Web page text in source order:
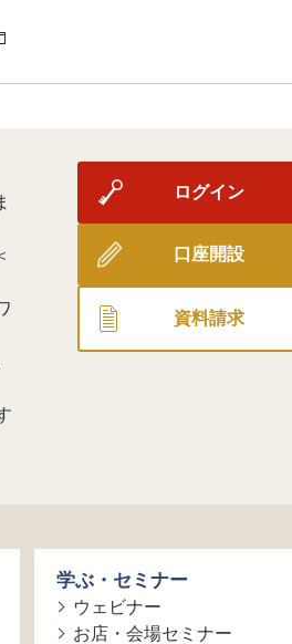
ログイン
口座開設
資料請求
学ぶ・セミナー
ウェビナー
お店・会場セミナー